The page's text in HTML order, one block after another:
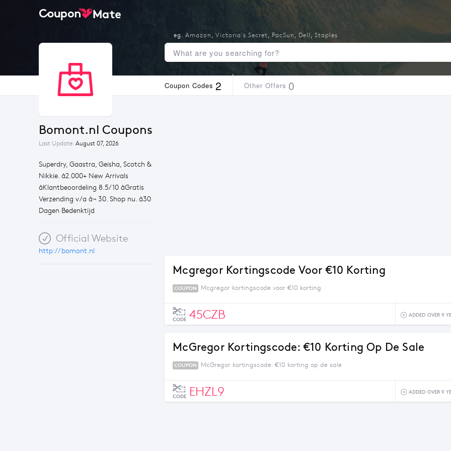
Coupon Codes 2 Other Offers 0
Bomont.nl Coupons
Last Update: August 07, 2026
Superdry, Gaastra, Geisha, Scotch &
Nikkie. â2.000+ New Arrivals
âKlantbeoordeling 8.5/10 âGratis
Verzending v/a â¬ 30. Shop nu. â30
Dagen Bedenktijd
Official Website
http://bomont.nl
eg. Amazon , Victoria's Secret, PacSun , Dell , Staples
Mcgregor Kortingscode Voor €10 Korting
COUPON Mcgregor kortingscode voor €10 korting
CODE 45CZB ADDED OVER 9
McGregor Kortingscode: €10 Korting Op De Sale
COUPON McGregor kortingscode: €10 korting op de sale
CODE EHZL9 ADDED OVER 9